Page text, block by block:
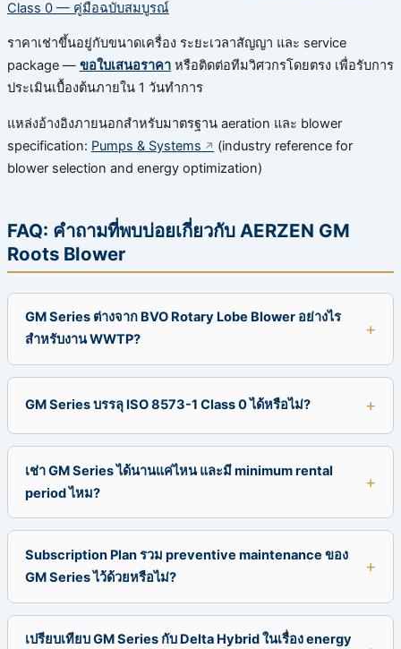
Class 0 — คู่มือฉบับสมบูรณ์
ราคาเช่าขึ้นอยู่กับขนาดเครื่อง ระยะเวลาสัญญา และ service
package — ขอใบเสนอราคาหรือติดต่อทีมวิศวกรโดยตรง เพื่อรับการ
ประเมินเบื้องต้นภายใน 1 วันทำการ
แหล่งอ้างอิงภายนอกสำหรับมาตรฐาน aeration และ blower
specification: Pumps & Systems
(industry reference for
blower selection and energy optimization)
FAQ: คำถามที่พบบ่อยเกี่ยวกับ AERZEN GM
Roots Blower
GM Series ต่างจาก BVO Rotary Lobe Blower อย่างไร
สำหรับงาน WWTP?
GM Series บรรลุ ISO 8573-1 Class 0 ได้หรือไม่?
เช่า GM Series ได้นานแค่ไหน และมี minimum rental
period ไหม?
Subscription Plan รวม preventive maintenance ของ
GM Series ไว้ด้วยหรือไม่?
เปรียบเทียบ GM Series กับ Delta Hybrid ในเรื่อง energy